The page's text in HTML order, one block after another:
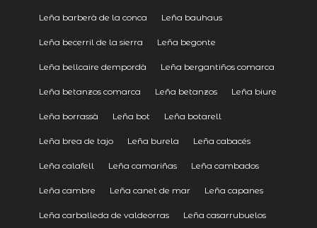
Leña barberà de la conca Leña bauhaus
Leña becerril de la sierra Leña begonte
Leña bellcaire dempordà Leña bergantiños comarca
Leña betanzos comarca Leña betanzos Leña biure
Leña borrassà Leña bot Leña botarell
Leña brea de tajo Leña burela Leña cabacés
Leña calafell Leña camariñas Leña cambados
Leña cambre Leña canet de mar Leña capanes
Leña carballeda de valdeorras Leña casarrubuelos